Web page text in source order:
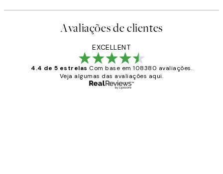
Avaliações de clientes
EXCELLENT
4.4 de 5 estrelas Com base em 108380 avaliações.
Veja algumas das avaliações aqui.